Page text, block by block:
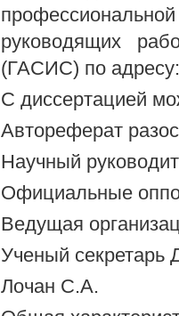
руководящих
(ГАСИС) по
С диссертацией
Автореферат
Научный
Официальные
Ведущая
Ученый секретарь
Лочан С.А.